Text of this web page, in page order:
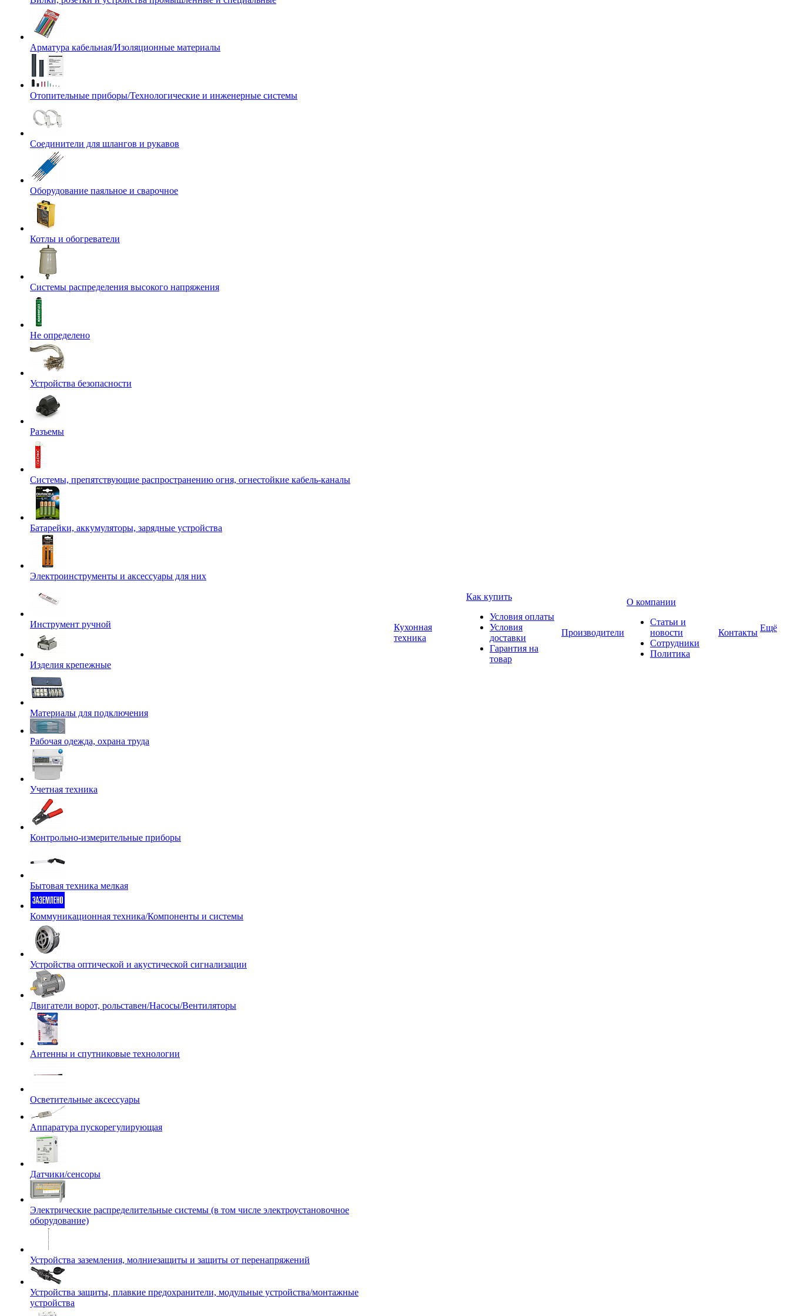
Арматура кабельная/Изоляционные материалы
Отопительные приборы/Технологические и инженерные системы
Соединители для шлангов и рукавов
Оборудование паяльное и сварочное
Котлы и обогреватели
Системы распределения высокого напряжения
Не определено
Устройства безопасности
Разъемы
Системы, препятствующие распространению огня, огнестойкие кабель-каналы
Батарейки, аккумуляторы, зарядные устройства
Электроинструменты и аксессуары для них
Инструмент ручной
Изделия крепежные
Материалы для подключения
Рабочая одежда, охрана труда
Учетная техника
Контрольно-измерительные приборы
Бытовая техника мелкая
Коммуникационная техника/Компоненты и системы
Устройства оптической и акустической сигнализации
Двигатели ворот, рольставен/Насосы/Вентиляторы
Антенны и спутниковые технологии
Осветительные аксессуары
Аппаратура пускорегулирующая
Датчики/сенсоры
Электрические распределительные системы (в том числе электроустановочное
оборудование)
Устройства заземления, молниезащиты и защиты от перенапряжений
Устройства защиты, плавкие предохранители, модульные устройства/монтажные
устройства
Кухонная
техника
Как купить
Условия оплаты
Условия
доставки
Гарантия на
товар
Производители
О компании
Статьи и
новости
Сотрудники
Политика
Контакты Ещё